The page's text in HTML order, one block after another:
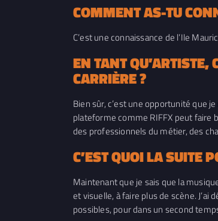
COMMENT AS-TU
C’est une connaissance de l’Ile
EN TANT
CARRIÈRE ?
Bien sûr, c’est une opportunité que
plateforme comme RIFFX peut faire
des professionnels du métier, des
C’EST QUOI LA SUITE
Maintenant que je sais que la
et visuelle, à faire plus de scène.
possibles, pour dans un second